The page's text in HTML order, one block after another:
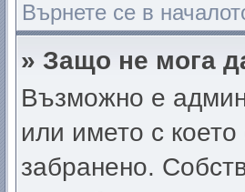
Върнете се в
» Защо не мога
Възможно е
или името с
забранено.